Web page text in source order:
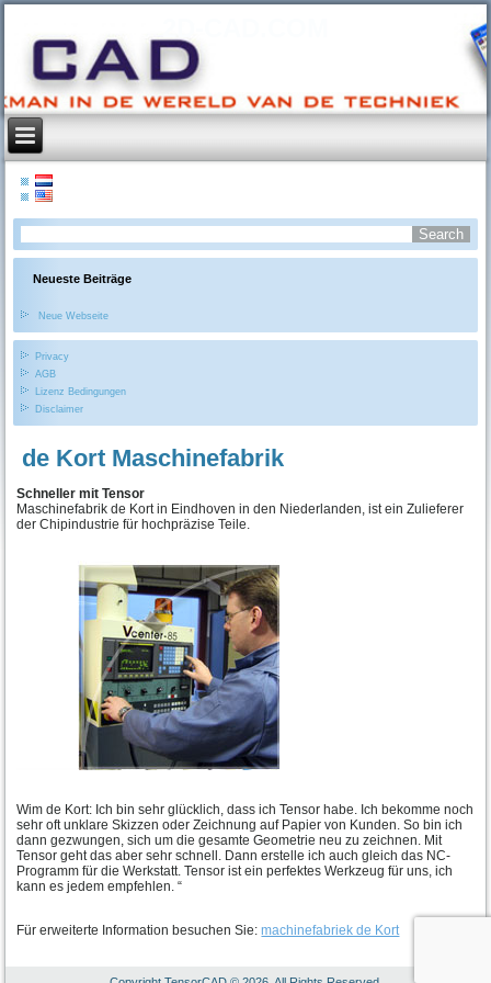
Neueste Beiträge
Neue Webseite
Privacy
AGB
Lizenz Bedingungen
Disclaimer
de Kort Maschinefabrik
Schneller mit Tensor
Maschinefabrik de Kort in Eindhoven in den Niederlanden, ist ein Zulieferer
der Chipindustrie für hochpräzise Teile.
Wim de Kort: Ich bin sehr glücklich, dass ich Tensor habe. Ich bekomme noch
sehr oft unklare Skizzen oder Zeichnung auf Papier von Kunden. So bin ich
dann gezwungen, sich um die gesamte Geometrie neu zu zeichnen. Mit
Tensor geht das aber sehr schnell. Dann erstelle ich auch gleich das NC-
Programm für die Werkstatt. Tensor ist ein perfektes Werkzeug für uns, ich
kann es jedem empfehlen. “
Für erweiterte Information besuchen Sie:machinefabriek de Kort